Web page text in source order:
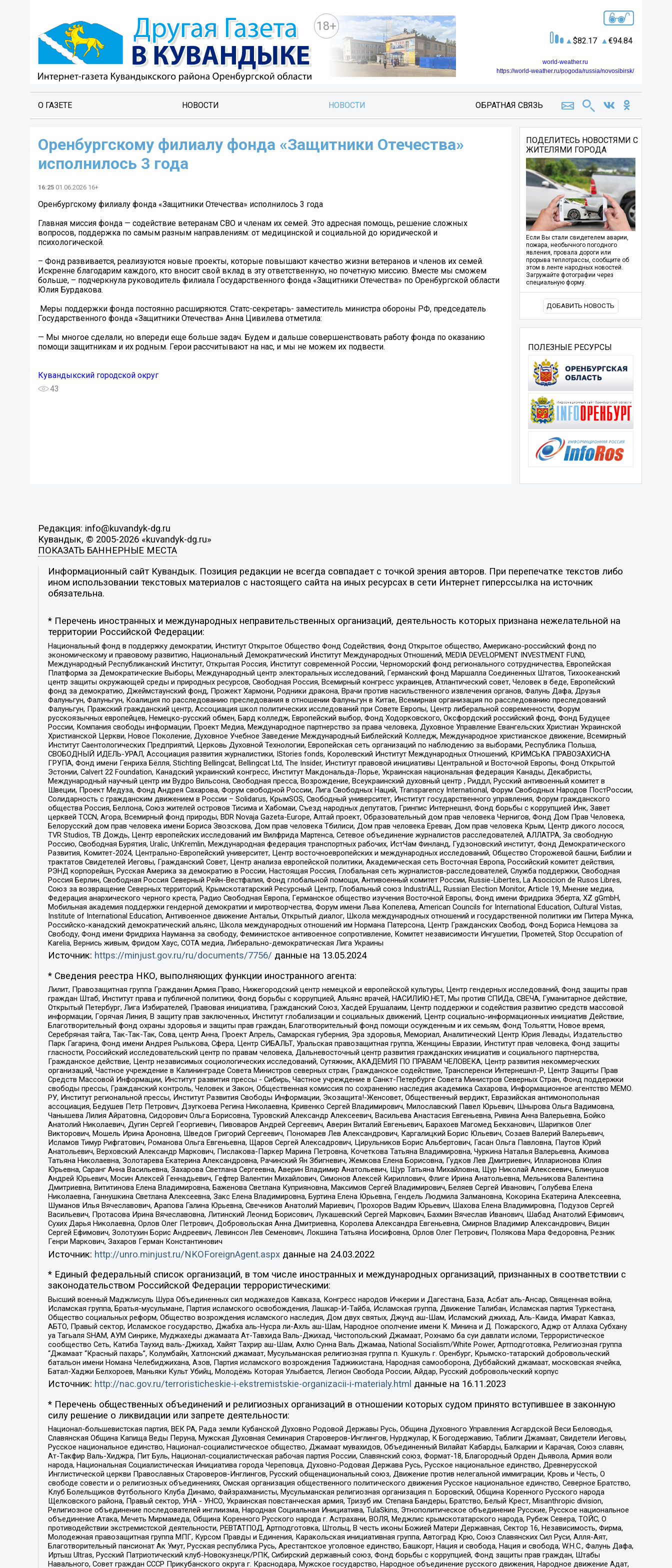
18+
82.17 94.84
world-weather.ru
https://world-weather.ru/pogoda/russia/novosibirsk/
О ГАЗЕТЕ НОВОСТИ НОВОСТИ ОБРАТНАЯ СВЯЗЬ
Оренбургскому филиалу фонда «Защитники Отечества»
исполнилось 3 года
16:25 01.06.2026 16+
Оренбургскому филиалу фонда «Защитники Отечества» исполнилось 3 года
Главная миссия фонда — содействие ветеранам СВО и членам их семей. Это адресная помощь, решение сложных
вопросов, поддержка по самым разным направлениям: от медицинской и социальной до юридической и
психологической.
– Фонд развивается, реализуются новые проекты, которые повышают качество жизни ветеранов и членов их семей.
Искренне благодарим каждого, кто вносит свой вклад в эту ответственную, но почетную миссию. Вместе мы сможем
больше, – подчеркнула руководитель филиала Государственного фонда «Защитники Отечества» по Оренбургской области
Юлия Бурдакова.
️ Меры поддержки фонда постоянно расширяются. Статс-секретарь- заместитель министра обороны РФ, председатель
Государственного фонда «Защитники Отечества» Анна Цивилева отметила:
— Мы многое сделали, но впереди еще больше задач. Будем и дальше совершенствовать работу фонда по оказанию
помощи защитникам и их родным. Герои рассчитывают на нас, и мы не можем их подвести.
Кувандыкский городской округ
43
ПОДЕЛИТЕСЬ НОВОСТЯМИ С
ЖИТЕЛЯМИ ГОРОДА
Если Вы стали свидетелем аварии,
пожара, необычного погодного
явления, провала дороги или
прорыва теплотрассы, сообщите об
этом в ленте народных новостей.
Загружайте фотографии через
специальную форму.
ДОБАВИТЬ НОВОСТЬ
ПОЛЕЗНЫЕ РЕСУРСЫ
Редакция: info@kuvandyk-dg.ru
Кувандык, © 2005-2026 «kuvandyk-dg.ru»
ПОКАЗАТЬ БАННЕРНЫЕ МЕСТА
Информационный сайт Кувандык. Позиция редакции не всегда совпадает с точкой зрения авторов. При перепечатке текстов либо
ином использовании текстовых материалов с настоящего сайта на иных ресурсах в сети Интернет гиперссылка на источник
обязательна.
* Перечень иностранных и международных неправительственных организаций, деятельность которых признана нежелательной на
территории Российской Федерации:
Национальный фонд в поддержку демократии, Институт Открытое Общество Фонд Содействия, Фонд Открытое общество, Американо-российский фонд по
экономическому и правовому развитию, Национальный Демократический Институт Международных Отношений, MEDIA DEVELOPMENT INVESTMENT FUND,
Международный Республиканский Институт, Открытая Россия, Институт современной России, Черноморский фонд регионального сотрудничества, Европейская
Платформа за Демократические Выборы, Международный центр электоральных исследований, Германский фонд Маршалла Соединенных Штатов, Тихоокеанский
центр защиты окружающей среды и природных ресурсов, Свободная Россия, Всемирный конгресс украинцев, Атлантический совет, Человек в беде, Европейский
фонд за демократию, Джеймстаунский фонд, Прожект Хармони, Родники дракона, Врачи против насильственного извлечения органов, Фалунь Дафа, Друзья
Фалуньгун, Фалуньгун, Коалиция по расследованию преследования в отношении Фалуньгун в Китае, Всемирная организация по расследованию преследований
Фалуньгун, Пражский гражданский центр, Ассоциация школ политических исследований при Совете Европы, Центр либеральной современности, Форум
русскоязычных европейцев, Немецко-русский обмен, Бард колледж, Европейский выбор, Фонд Ходорковского, Оксфордский российский фонд, Фонд Будущее
России, Компания свободы информации, Проект Медиа, Международное партнерство за права человека, Духовное Управление Евангельских Христиан Украинской
Христианской Церкви, Новое Поколение, Духовное Учебное Заведение Международный Библейский Колледж, Международное христианское движение, Всемирный
Институт Саентологических Предприятий, Церковь Духовной Технологии, Европейская сеть организаций по наблюдению за выборами, Республика Польша,
СВОБОДНЫЙ ИДЕЛЬ-УРАЛ, Ассоциация развития журналистики, IStories fonds, Королевский Институт Международных Отношений, КРИМСЬКА ПРАВОЗАХИСНА
ГРУПА, Фонд имени Генриха Бёлля, Stichting Bellingcat, Bellingcat Ltd, The Insider, Институт правовой инициативы Центральной и Восточной Европы, Фонд Открытой
Эстонии, Calvert 22 Foundation, Канадский украинский конгресс, Институт Макдональда-Лорье, Украинская национальная федерация Канады, Декабристы,
Международный научный центр им Вудро Вильсона, Свободная пресса, Возрождение, Всеукраинский духовный центр , Риддл, Русский антивоенный комитет в
Швеции, Проект Медуза, Фонд Андрея Сахарова, Форум свободной России, Лига Свободных Наций, Transparеncy International, Форум Свободных Народов ПостРоссии,
Солидарность с гражданским движением в России – Solidarus, КрымSOS, Свободный университет, Институт государственного управления, Форум гражданского
общества Россия, Беллона, Союз жителей островов Тисима и Хабомаи, Съезд народных депутатов, Гринпис Интернешнл, Фонд борьбы с коррупцией Инк, Завет
церквей TCCN, Агора, Всемирный фонд природы, BDR Novaja Gazeta-Europe, Алтай проект, Образовательный дом прав человека Чернигов, Фонд Дом Прав Человека,
Белорусский дом прав человека имени Бориса Звозскова, Дом прав человека Тбилиси, Дом прав человека Ереван, Дом прав человека Крым, Центр дикого лосося,
TVR Studios, ТВ Дождь, Центр европейских исследований им Вилфрида Мартенса, Сетевое объединение журналистов расследователей, АЛЛАТРА, За свободную
Россию, Свободная Бурятия, Uralic, UnKremlin, Международная федерация транспортных рабочих, ИстЧам Финланд, Гудзоновский институт, Фонд Демократического
Развития, Комитет-2024, Центрально-Европейский университет, Центр восточноевропейских и международных исследований, Общество Сторожевой башни, Библии и
трактатов Свидетелей Иеговы, Гражданский Совет, Центр анализа европейской политики, Академическая сеть Восточная Европа, Российский комитет действия,
РЭНД корпорейшн, Русская Америка за демократию в России, Настоящая Россия, Глобальная сеть журналистов-расследователей, Служба поддержки, Свободная
Россия Берлин, Свободная Россия Северный Рейн-Вестфалия, Фонд глобальной помощи, Антивоенный комитет России, Russie-Libertes, La Asocicion de Rusos Libres,
Союз за возвращение Северных территорий, Крымскотатарский Ресурсный Центр, Глобальный союз IndustriALL, Russian Election Monitor, Article 19, Мнение медиа,
Федерация анархического черного креста, Радио Свободная Европа, Германское общество изучения Восточной Европы, Фонд имени Фридриха Эберта, XZ gGmbH,
Мобильная академия поддержки гендерной демократии и миротворчества, Форум имени Льва Копелева, American Councils for International Education, Cultural Vistas,
Institute of International Education, Антивоенное движение Антальи, Открытый диалог, Школа международных отношений и государственной политики им Питера Мунка,
Российско-канадский демократический альянс, Школа международных отношений им Нормана Патерсона, Центр Гражданских Свобод, Фонд Бориса Немцова за
Свободу, Фонд имени Фридриха Науманна за свободу, Феминистское антивоенное сопротивление, Комитет независимости Ингушетии, Прометей, Stop Occupation of
Karelia, Вернись живым, Фридом Хаус, СОТА медиа, Либерально-демократическая Лига Украины
Источник: https://minjust.gov.ru/ru/documents/7756/ данные на 13.05.2024
* Сведения реестра НКО, выполняющих функции иностранного агента:
Лилит, Правозащитная группа Гражданин.Армия.Право, Нижегородский центр немецкой и европейской культуры, Центр гендерных исследований, Фонд защиты прав
граждан Штаб, Институт права и публичной политики, Фонд борьбы с коррупцией, Альянс врачей, НАСИЛИЮ.НЕТ, Мы против СПИДа, СВЕЧА, Гуманитарное действие,
Открытый Петербург, Лига Избирателей, Правовая инициатива, Гражданский Союз, Хасдей Ерушалаим, Центр поддержки и содействия развитию средств массовой
информации, Горячая Линия, В защиту прав заключенных, Институт глобализации и социальных движений, Центр социально-информационных инициатив Действие,
Благотворительный фонд охраны здоровья и защиты прав граждан, Благотворительный фонд помощи осужденным и их семьям, Фонд Тольятти, Новое время,
Серебряная тайга, Так-Так-Так, Сова, центр Анна, Проект Апрель, Самарская губерния, Эра здоровья, Мемориал, Аналитический Центр Юрия Левады, Издательство
Парк Гагарина, Фонд имени Андрея Рылькова, Сфера, Центр СИБАЛЬТ, Уральская правозащитная группа, Женщины Евразии, Институт прав человека, Фонд защиты
гласности, Российский исследовательский центр по правам человека, Дальневосточный центр развития гражданских инициатив и социального партнерства,
Гражданское действие, Центр независимых социологических исследований, Сутяжник, АКАДЕМИЯ ПО ПРАВАМ ЧЕЛОВЕКА, Центр развития некоммерческих
организаций, Частное учреждение в Калининграде Совета Министров северных стран, Гражданское содействие, Трансперенси Интернешнл-Р, Центр Защиты Прав
Средств Массовой Информации, Институт развития прессы - Сибирь, Частное учреждение в Санкт-Петербурге Совета Министров Северных Стран, Фонд поддержки
свободы прессы, Гражданский контроль, Человек и Закон, Общественная комиссия по сохранению наследия академика Сахарова, Информационное агентство МЕМО.
РУ, Институт региональной прессы, Институт Развития Свободы Информации, Экозащита!-Женсовет, Общественный вердикт, Евразийская антимонопольная
ассоциация, Бедушев Петр Петрович, Дзугкоева Регина Николаевна, Кривенко Сергей Владимирович, Милославский Павел Юрьевич, Шнырова Ольга Вадимовна,
Чанышева Лилия Айратовна, Сидорович Ольга Борисовна, Туровский Александр Алексеевич, Васильева Анастасия Евгеньевна, Ривина Анна Валерьевна, Бойко
Анатолий Николаевич, Дугин Сергей Георгиевич, Пивоваров Андрей Сергеевич, Аверин Виталий Евгеньевич, Барахоев Магомед Бекханович, Шарипков Олег
Викторович, Мошель Ирина Ароновна, Шведов Григорий Сергеевич, Пономарев Лев Александрович, Каргалицкий Борис Юльевич, Созаев Валерий Валерьевич,
Исламов Тимур Рифгатович, Романова Ольга Евгеньевна, Щаров Сергей Алексадрович, Цирульников Борис Альбертович, Гасан Ольга Павловна, Паутов Юрий
Анатольевич, Верховский Александр Маркович, Пислакова-Паркер Марина Петровна, Кочеткова Татьяна Владимировна, Чуркина Наталья Валерьевна, Акимова
Татьяна Николаевна, Золотарева Екатерина Александровна, Рачинский Ян Збигневич, Жемкова Елена Борисовна, Гудков Лев Дмитриевич, Илларионова Юлия
Юрьевна, Саранг Анна Васильевна, Захарова Светлана Сергеевна, Аверин Владимир Анатольевич, Щур Татьяна Михайловна, Щур Николай Алексеевич, Блинушов
Андрей Юрьевич, Мосин Алексей Геннадьевич, Гефтер Валентин Михайлович, Симонов Алексей Кириллович, Флиге Ирина Анатольевна, Мельникова Валентина
Дмитриевна, Вититинова Елена Владимировна, Баженова Светлана Куприяновна, Максимов Сергей Владимирович, Беляев Сергей Иванович, Голубева Елена
Николаевна, Ганнушкина Светлана Алексеевна, Закс Елена Владимировна, Буртина Елена Юрьевна, Гендель Людмила Залмановна, Кокорина Екатерина Алексеевна,
Шуманов Илья Вячеславович, Арапова Галина Юрьевна, Свечников Анатолий Мариевич, Прохоров Вадим Юрьевич, Шахова Елена Владимировна, Подузов Сергей
Васильевич, Протасова Ирина Вячеславовна, Литинский Леонид Борисович, Лукашевский Сергей Маркович, Бахмин Вячеслав Иванович, Шабад Анатолий Ефимович,
Сухих Дарья Николаевна, Орлов Олег Петрович, Добровольская Анна Дмитриевна, Королева Александра Евгеньевна, Смирнов Владимир Александрович, Вицин
Сергей Ефимович, Золотухин Борис Андреевич, Левинсон Лев Семенович, Локшина Татьяна Иосифовна, Орлов Олег Петрович, Полякова Мара Федоровна, Резник
Генри Маркович, Захаров Герман Константинович
Источник: http://unro.minjust.ru/NKOForeignAgent.aspxданные на 24.03.2022
* Единый федеральный список организаций, в том числе иностранных и международных организаций, признанных в соответствии с
законодательством Российской Федерации террористическими:
Высший военный Маджлисуль Шура Объединенных сил моджахедов Кавказа, Конгресс народов Ичкерии и Дагестана, База, Асбат аль-Ансар, Священная война,
Исламская группа, Братья-мусульмане, Партия исламского освобождения, Лашкар-И-Тайба, Исламская группа, Движение Талибан, Исламская партия Туркестана,
Общество социальных реформ, Общество возрождения исламского наследия, Дом двух святых, Джунд аш-Шам, Исламский джихад, Аль-Каида, Имарат Кавказ,
АБТО, Правый сектор, Исламское государство, Джабха аль-Нусра ли-Ахль аш-Шам, Народное ополчение имени К. Минина и Д. Пожарского, Аджр от Аллаха Субхану
уа Тагьаля SHAM, АУМ Синрике, Муджахеды джамаата Ат-Тавхида Валь-Джихад, Чистопольский Джамаат, Рохнамо ба суи давлати исломи, Террористическое
сообщество Сеть, Катиба Таухид валь-Джихад, Хайят Тахрир аш-Шам, Ахлю Сунна Валь Джамаа, National Socialism/White Power, Артподготовка, Религиозная группа
“Джамаат “Красный пахарь”, Колумбайн, Хатлонский джамаат, Мусульманская религиозная группа п. Кушкуль г. Оренбург, Крымско-татарский добровольческий
батальон имени Номана Челебиджихана, Азов, Партия исламского возрождения Таджикистана, Народная самооборона, Дуббайский джамаат, московская ячейка,
Батал-Хаджи Белхороев, Маньяки Культ Убийц, Молодёжь Которая Улыбается, Легион Свобода России, Айдар, Русский добровольческий корпус
Источник: http://nac.gov.ru/terroristicheskie-i-ekstremistskie-organizacii-i-materialy.html данные на 16.11.2023
* Перечень общественных объединений и религиозных организаций в отношении которых судом принято вступившее в законную
силу решение о ликвидации или запрете деятельности:
Национал-большевистская партия, ВЕК РА, Рада земли Кубанской Духовно Родовой Державы Русь, Община Духовного Управления Асгардской Веси Беловодья,
Славянская Община Капища Веды Перуна, Мужская Духовная Семинария Староверов-Инглингов, Нурджулар, К Богодержавию, Таблиги Джамаат, Свидетели Иеговы,
Русское национальное единство, Национал-социалистическое общество, Джамаат мувахидов, Объединенный Вилайат Кабарды, Балкарии и Карачая, Союз славян,
Ат-Такфир Валь-Хиджра, Пит Буль, Национал-социалистическая рабочая партия России, Славянский союз, Формат-18, Благородный Орден Дьявола, Армия воли
народа, Национальная Социалистическая Инициатива города Череповца, Духовно-Родовая Держава Русь, Русское национальное единство, Древнерусской
Инглистической церкви Православных Староверов-Инглингов, Русский общенациональный союз, Движение против нелегальной иммиграции, Кровь и Честь, О
свободе совести и о религиозных объединениях, Омская организация общественного политического движения Русское национальное единство, Северное Братство,
Клуб Болельщиков Футбольного Клуба Динамо, Файзрахманисты, Мусульманская религиозная организация п. Боровский, Община Коренного Русского народа
Щелковского района, Правый сектор, УНА - УНСО, Украинская повстанческая армия, Тризуб им. Степана Бандеры, Братство, Белый Крест, Misanthropic division,
Религиозное объединение последователей инглиизма, Народная Социальная Инициатива, TulaSkins, Этнополитическое объединение Русские, Русское национальное
объединение Атака, Мечеть Мирмамеда, Община Коренного Русского народа г. Астрахани, ВОЛЯ, Меджлис крымскотатарского народа, Рубеж Севера, ТОЙС, О
противодействии экстремистской деятельности, РЕВТАТПОД, Артподготовка, Штольц, В честь иконы Божией Матери Державная, Сектор 16, Независимость, Фирма,
Молодежная правозащитная группа МПГ, Курсом Правды и Единения, Каракольская инициативная группа, Автоград Крю, Союз Славянских Сил Руси, Алля-Аят,
Благотворительный пансионат Ак Умут, Русская республика Русь, Арестантское уголовное единство, Башкорт, Нация и свобода, Нация и свобода, W.H.С., Фалунь Дафа,
Иртыш Ultras, Русский Патриотический клуб-Новокузнецк/РПК, Сибирский державный союз, Фонд борьбы с коррупцией, Фонд защиты прав граждан, Штабы
Навального, Совет граждан СССР Прикубанского округа г. Краснодара, Мужское государство, Народное объединение русского движения, Народное движение Адат,